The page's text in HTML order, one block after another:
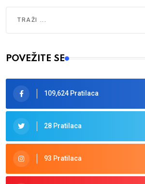
Type 2 or more characters for results.
POVEŽITE SE
109,624 Pratilaca
28 Pratilaca
93 Pratilaca